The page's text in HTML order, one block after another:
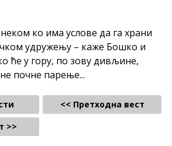
ко има услове да га храни
удружењу – каже Бошко и
ће у гору, по зову дивљине,
почне парење...
<< Претходна вест
>>